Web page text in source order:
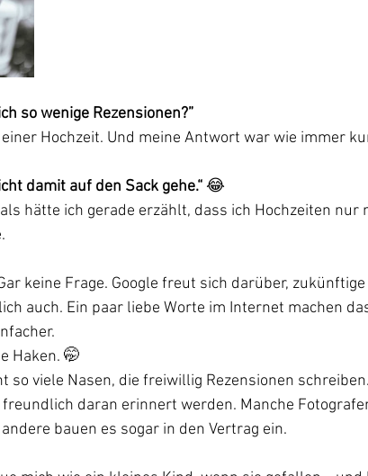
so wenige Rezensionen?”
einer Hochzeit. Und meine Antwort war wie immer
damit auf den Sack gehe.“ 😂
hätte ich gerade erzählt, dass ich Hochzeiten nur
keine Frage. Google freut sich darüber,
auch. Ein paar liebe Worte im Internet machen
Haken. 🤭
so viele Nasen, die freiwillig Rezensionen
daran erinnert werden. Manche
bauen es sogar in den Vertrag ein.